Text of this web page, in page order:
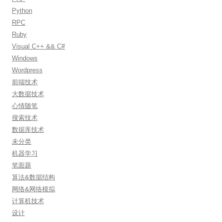
Python
RPC
Ruby
Visual C++ && C#
Windows
Wordpress
前端技术
大数据技术
心情随笔
搜索技术
数据库技术
未分类
机器学习
笔面题
算法&数据结构
网络&网络模拟
计算机技术
设计